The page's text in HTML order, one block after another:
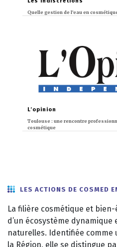
Quelle gestion de l’eau en
L’opinion
Toulouse : une rencontre
cosmétique
LES ACTIONS DE COSMED
La filière cosmétique et
d’un écosystème
naturelles. Identifiée
la Région, elle se distingue